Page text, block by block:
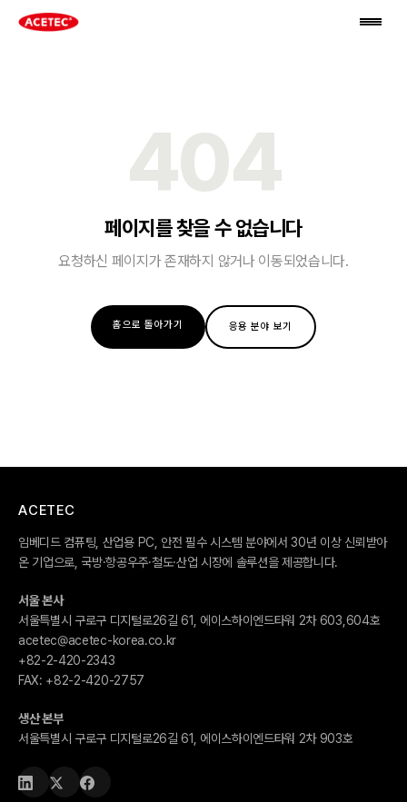
404
페이지를 찾을 수 없습니다
요청하신 페이지가 존재하지 않거나 이동되었습니다.
홈으로 돌아가기 응용 분야 보기
ACETEC
임베디드 컴퓨팅, 산업용 PC, 안전 필수 시스템 분야에서 30년 이상 신뢰받아
온 기업으로, 국방·항공우주·철도·산업 시장에 솔루션을 제공합니다.
서울 본사
서울특별시 구로구 디지털로26길 61, 에이스하이엔드타워 2차 603,604호
acetec@acetec-korea.co.kr
+82-2-420-2343
FAX: +82-2-420-2757
생산 본부
서울특별시 구로구 디지털로26길 61, 에이스하이엔드타워 2차 903호